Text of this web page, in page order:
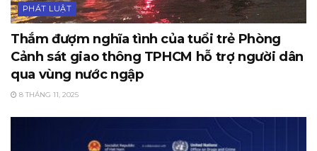
PHÁT LUẬT
Thắm đượm nghĩa tình của tuổi trẻ Phòng
Cảnh sát giao thông TPHCM hỗ trợ người dân
qua vùng nước ngập
8 THÁNG 11, 2025